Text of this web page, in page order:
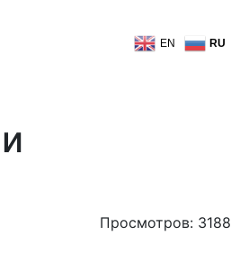
EN RU
Просмотров: 3188